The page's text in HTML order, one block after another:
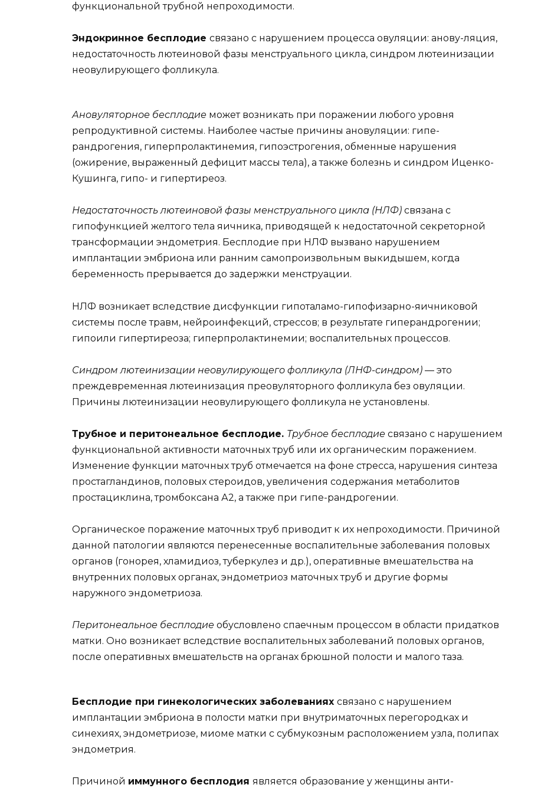
функциональной трубной непроходимости.
Эндокринное бесплодие связано с нарушением процесса овуляции: анову-ляция,
недостаточность лютеиновой фазы менструального цикла, синдром лютеинизации
неовулирующего фолликула.
Ановуляторное бесплодие может возникать при поражении любого уровня
репродуктивной системы. Наиболее частые причины ановуляции: гипе-
рандрогения, гиперпролактинемия, гипоэстрогения, обменные нарушения
(ожирение, выраженный дефицит массы тела), а также болезнь и синдром Иценко-
Кушинга, гипо- и гипертиреоз.
Недостаточность лютеиновой фазы менструального цикла (НЛФ) связана с
гипофункцией желтого тела яичника, приводящей к недостаточной секреторной
трансформации эндометрия. Бесплодие при НЛФ вызвано нарушением
имплантации эмбриона или ранним самопроизвольным выкидышем, когда
беременность прерывается до задержки менструации.
НЛФ возникает вследствие дисфункции гипоталамо-гипофизарно-яичниковой
системы после травм, нейроинфекций, стрессов; в результате гиперандрогении;
гипоили гипертиреоза; гиперпролактинемии; воспалительных процессов.
Синдром лютеинизации неовулирующего фолликула (ЛНФ-синдром) — это
преждевременная лютеинизация преовуляторного фолликула без овуляции.
Причины лютеинизации неовулирующего фолликула не установлены.
Трубное и перитонеальное бесплодие. Трубное бесплодие связано с нарушением
функциональной активности маточных труб или их органическим поражением.
Изменение функции маточных труб отмечается на фоне стресса, нарушения синтеза
простагландинов, половых стероидов, увеличения содержания метаболитов
простациклина, тромбоксана А2, а также при гипе-рандрогении.
Органическое поражение маточных труб приводит к их непроходимости. Причиной
данной патологии являются перенесенные воспалительные заболевания половых
органов (гонорея, хламидиоз, туберкулез и др.), оперативные вмешательства на
внутренних половых органах, эндометриоз маточных труб и другие формы
наружного эндометриоза.
Перитонеальное бесплодие обусловлено спаечным процессом в области придатков
матки. Оно возникает вследствие воспалительных заболеваний половых органов,
после оперативных вмешательств на органах брюшной полости и малого таза.
Бесплодие при гинекологических заболеваниях связано с нарушением
имплантации эмбриона в полости матки при внутриматочных перегородках и
синехиях, эндометриозе, миоме матки с субмукозным расположением узла, полипах
эндометрия.
Причиной иммунного бесплодия является образование у женщины анти-